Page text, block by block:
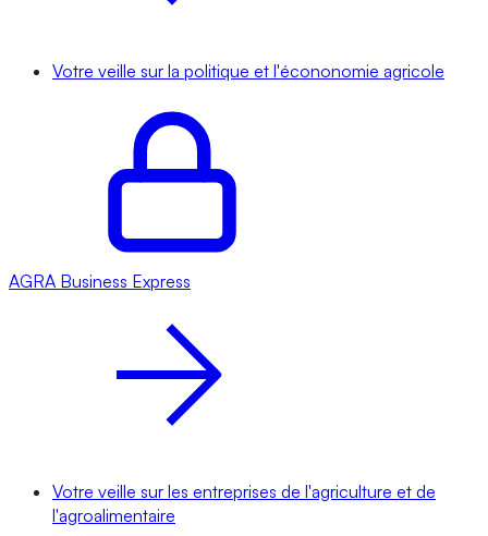
Votre veille sur la politique et l'écononomie agricole
AGRA Business Express
Votre veille sur les entreprises de l'agriculture et de
l'agroalimentaire